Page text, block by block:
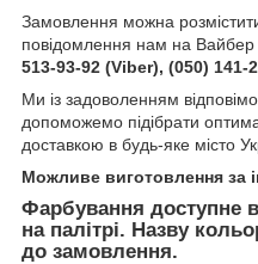
Замовлення можна
повідомлення нам на
513-93-92 (Viber), (050) 141-
Ми із задоволенням
допоможемо підібрати
доставкою в будь-яке місто
Можливе виготовлення за
Фарбування доступне
на палітрі. Назву
до замовлення.